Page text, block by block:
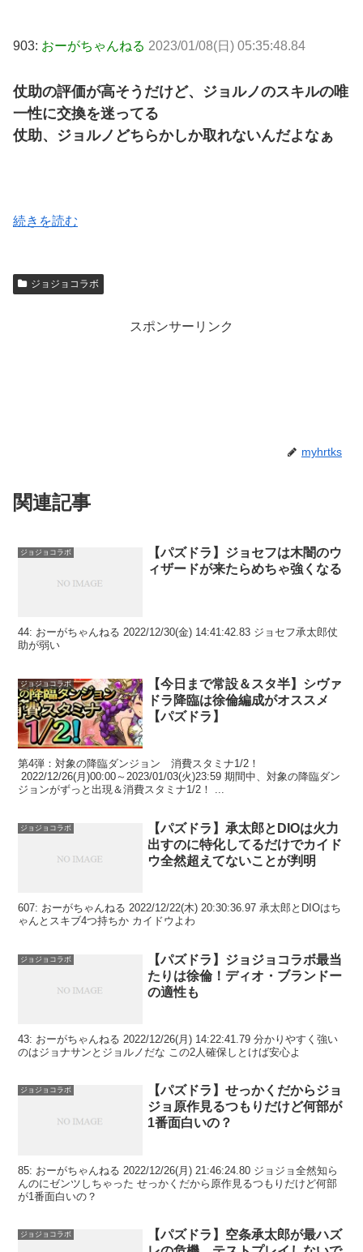
903: おーがちゃんねる 2023/01/08(日) 05:35:48.84
仗助の評価が高そうだけど、ジョルノのスキルの唯
一性に交換を迷ってる
仗助、ジョルノどちらかしか取れないんだよなぁ
続きを読む
ジョジョコラボ
スポンサーリンク
myhrtks
関連記事
ジョジョコラボ
【パズドラ】ジョセフは木闇のウ
ィザードが来たらめちゃ強くなる
44: おーがちゃんねる 2022/12/30(金) 14:41:42.83 ジョセフ承太郎仗
助が弱い
ジョジョコラボ
【今日まで常設＆スタ半】シヴァ
ドラ降臨は徐倫編成がオススメ
【パズドラ】
第4弾：対象の降臨ダンジョン 消費スタミナ1/2！
2022/12/26(月)00:00～2023/01/03(火)23:59 期間中、対象の降臨ダン
ジョジョコラボ
【パズドラ】承太郎とDIOは火力
出すのに特化してるだけでカイド
ウ全然超えてないことが判明
607: おーがちゃんねる 2022/12/22(木) 20:30:36.97 承太郎とDIOはち
ゃんとスキブ4つ持ちか カイドウよわ
ジョジョコラボ
【パズドラ】ジョジョコラボ最当
たりは徐倫！ディオ・ブランドー
の適性も
43: おーがちゃんねる 2022/12/26(月) 14:22:41.79 分かりやすく強い
のはジョナサンとジョルノだな この2人確保しとけば安心よ
ジョジョコラボ
【パズドラ】せっかくだからジョ
ジョ原作見るつもりだけど何部が
1番面白いの？
85: おーがちゃんねる 2022/12/26(月) 21:46:24.80 ジョジョ全然知ら
んのにゼンツしちゃった せっかくだから原作見るつもりだけど何部
が1番面白いの？
ジョジョコラボ
【パズドラ】空条承太郎が最ハズ